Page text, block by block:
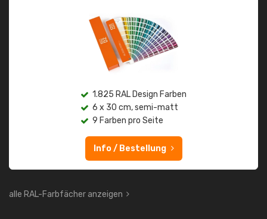
1.825 RAL Design Farben
6 x 30 cm, semi-matt
9 Farben pro Seite
Info / Bestellung
alle RAL-Farbfächer anzeigen